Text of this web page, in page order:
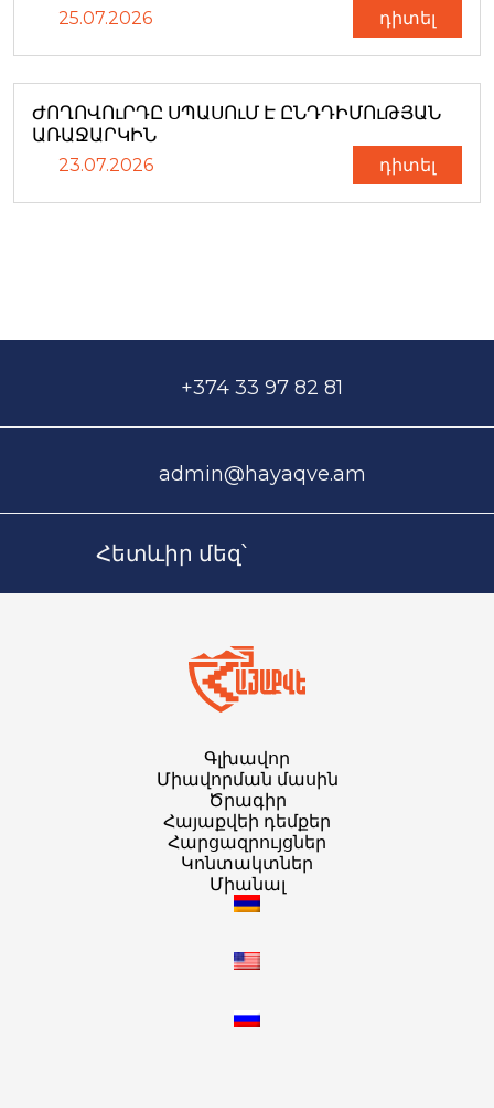
25.07.2026 դիտել
ԺՈՂՈՎՈւՐԴԸ ՍՊԱՍՈւՄ Է ԸՆԴԴԻՄՈւԹՅԱՆ
ԱՌԱՋԱՐԿԻՆ
23.07.2026 դիտել
+374 33 97 82 81
admin@hayaqve.am
Հետևիր մեզ՝
Գլխավոր
Միավորման մասին
Ծրագիր
Հայաքվեի դեմքեր
Հարցազրույցներ
Կոնտակտներ
Միանալ